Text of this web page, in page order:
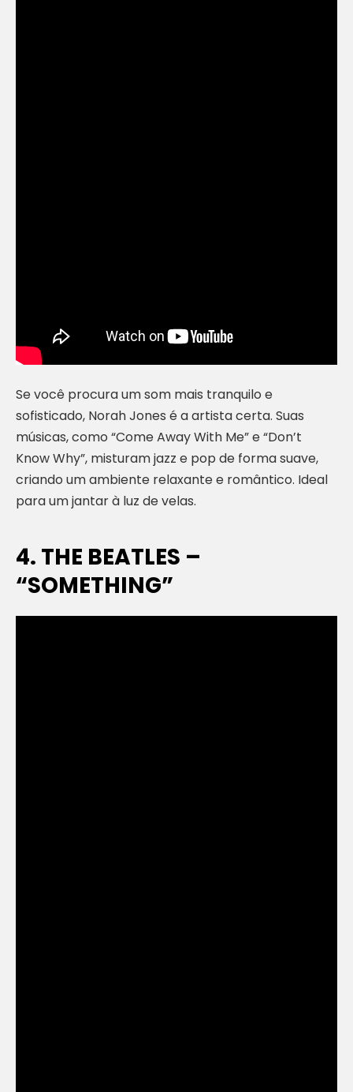
Se você procura um som mais tranquilo e
sofisticado, Norah Jones é a artista certa. Suas
músicas, como “Come Away With Me” e “Don’t
Know Why”, misturam jazz e pop de forma suave,
criando um ambiente relaxante e romântico. Ideal
para um jantar à luz de velas.
4. THE BEATLES –
“SOMETHING”